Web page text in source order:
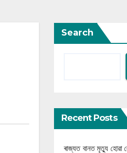
Search
Recent Posts
ৰাজ্যত বানত মৃত্যু হোৱা